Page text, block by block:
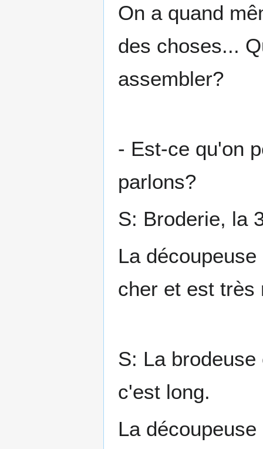
On a quand
des choses...
assembler?
- Est-ce qu'on
parlons?
S: Broderie, la
La
cher et est très
S: La
c'est long.
La